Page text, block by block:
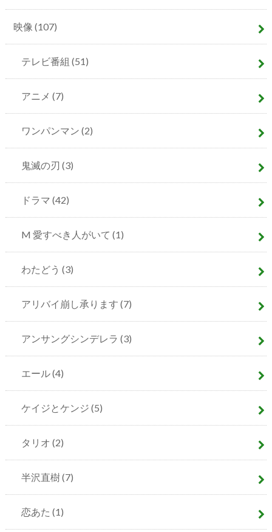
映像 (107)
テレビ番組 (51)
アニメ (7)
ワンパンマン (2)
鬼滅の刃 (3)
ドラマ (42)
M 愛すべき人がいて (1)
わたどう (3)
アリバイ崩し承ります (7)
アンサングシンデレラ (3)
エール(4)
ケイジとケンジ (5)
タリオ (2)
半沢直樹(7)
恋あた (1)